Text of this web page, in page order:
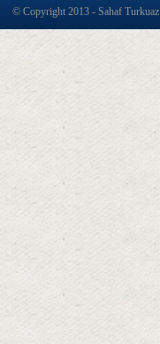
© Copyright 2013 - Sahaf Turkuaz